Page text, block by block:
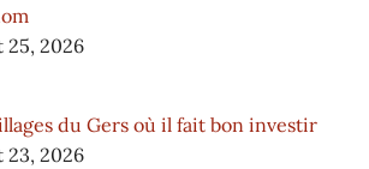
25, 2026
du Gers où il fait bon investir
23, 2026